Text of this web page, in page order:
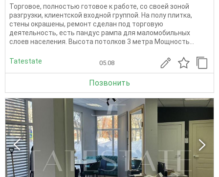
Торговое, полностью готовое к работе, со своей зоной
разгрузки, клиентской входной группой. На полу плитка,
стены окрашены, ремонт сделан под торговую
деятельность, есть пандус рампа для маломобильных
слоев населения. Высота потолков 3 метра Мощность...
Tatestate 05.08
Позвонить